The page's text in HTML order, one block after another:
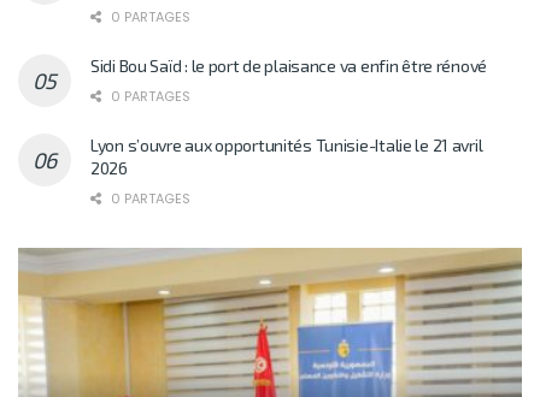
0 PARTAGES
Sidi Bou Saïd : le port de plaisance va enfin être rénové
0 PARTAGES
Lyon s’ouvre aux opportunités Tunisie-Italie le 21 avril
2026
0 PARTAGES